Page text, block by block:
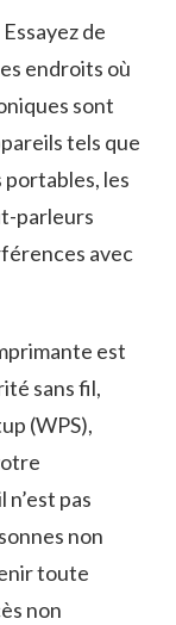
de‍
⁤endroits⁢ où
sont
tels que
les
parleurs
avec
est
sans fil,
(WPS),
pas
​non
toute
non